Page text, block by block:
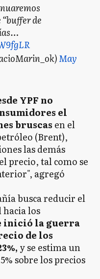
de
May
YPF no
el
bruscas en el
(Brent),
las demás
precio, tal como se
agregó
busca reducir el
los
inició la guerra
de los
y se estima un
sobre los precios